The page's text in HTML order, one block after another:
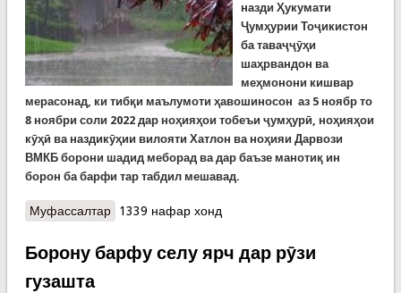
назди Ҳукумати
Ҷумҳурии Тоҷикистон
ба таваҷҷӯҳи
шаҳрвандон ва
меҳмонони кишвар
мерасонад, ки тибқи маълумоти ҳавошиносон аз 5 ноябр то
8 ноябри соли 2022 дар ноҳияҳои тобеъи ҷумҳурӣ, ноҳияҳои
кӯҳӣ ва наздикӯҳии вилояти Хатлон ва ноҳияи Дарвози
ВМКБ борони шадид меборад ва дар баъзе манотиқ ин
борон ба барфи тар табдил мешавад.
Муфассалтаро КҲФ: Хатари офатҳои табиӣ боқӣ мондааст!
1339 нафар хонд
Борону барфу селу ярч дар рӯзи
гузашта